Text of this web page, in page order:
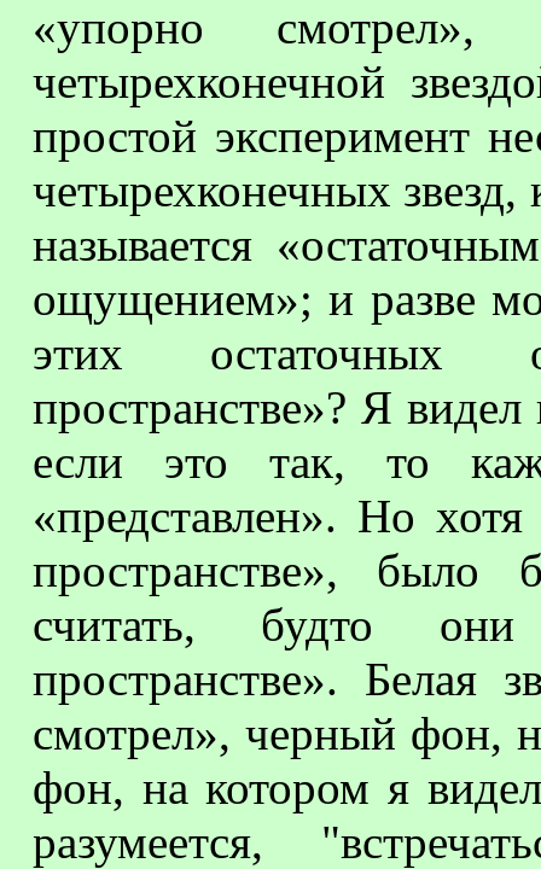
«упорно
четырехконечной
простой эксперимент
четырехконечных звезд,
называется
ощущением»; и разве
этих остаточных
пространстве»? Я
если это так, то
«представлен». Но
пространстве», было
считать, будто
пространстве». Белая
смотрел», черный фон,
фон, на котором я
разумеется,